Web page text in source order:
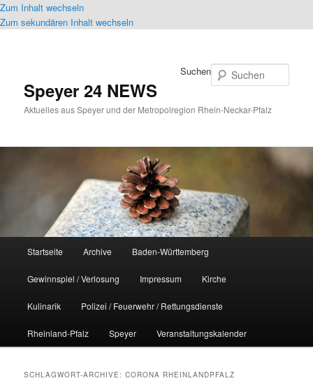
Zum Inhalt wechseln
Zum sekundären Inhalt wechseln
Speyer 24 NEWS
Aktuelles aus Speyer und der Metropolregion Rhein-Neckar-Pfalz
Suchen
Startseite Archive Baden-Württemberg
Gewinnspiel / Verlosung Impressum Kirche
Kulinarik Polizei / Feuerwehr / Rettungsdienste
Rheinland-Pfalz Speyer Veranstaltungskalender
SCHLAGWORT-ARCHIVE:CORONA RHEINLANDPFALZ